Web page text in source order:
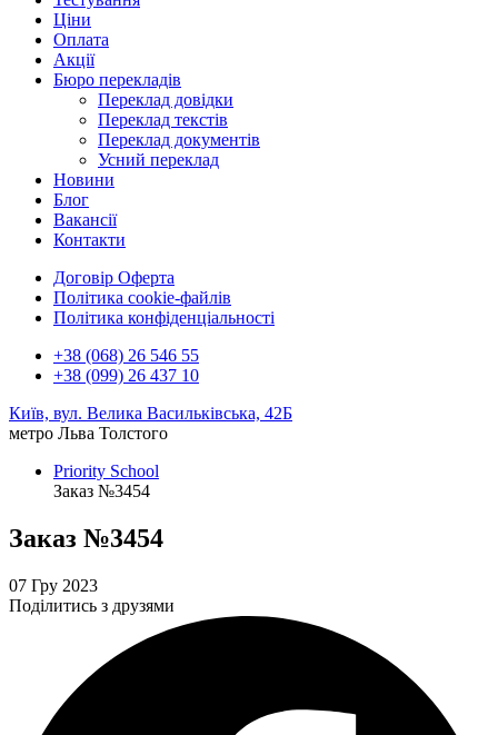
Ціни
Оплата
Акції
Бюро перекладів
Переклад довідки
Переклад текстів
Переклад документів
Усний переклад
Новини
Блог
Вакансії
Контакти
Договір Оферта
Політика cookie-файлів
Політика конфіденціальності
+38 (068) 26 546 55
+38 (099) 26 437 10
Київ, вул. Велика Васильківська, 42Б
метро Льва Толстого
Priority School
Заказ №3454
Заказ №3454
07 Гру 2023
Поділитись з друзями